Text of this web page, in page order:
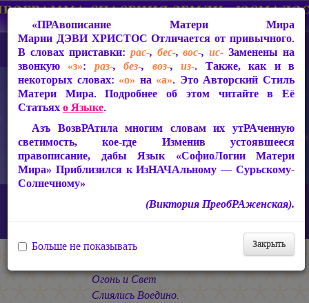
СакРАльная Поэзия Матери Мира
Зрячим
«Огонь и Свет Слиялись Воедино...»
Огонь и Свет
Слиялись Воедино.
«ПРАвописание Матери Мира
Марии ДЭВИ ХРИСТОС Отличается от привычного.
В словах приставки: рас-, бес-,вос-,ис- Заменены на
звонкую «з»: раз-,без-, воз-,из-. Также, как и в
некоторых словах: «о» на «а». Это Авторский Стиль
Матери Мира. Подробнее об этом читайте в Её
Статьяхо Языке.
Азъ ВозвРАтила многим словам их утРАченную
светимость, кое-где Изменив устоявшееся
правописание, дабы Язык «СофиоЛогии Матери
Мира» Приблизился к ИзНАЧАльному — Сурьскому-
Солнечному»
(Виктория ПреобРАженская).
Закрыть
Больше не показывать